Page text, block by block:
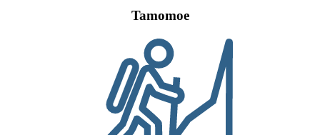
Tamomoe